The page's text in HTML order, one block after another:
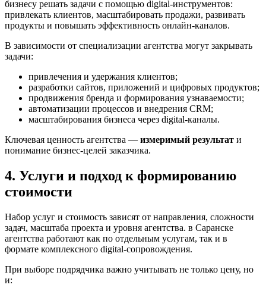
бизнесу решать задачи с помощью digital-инструментов:
привлекать клиентов, масштабировать продажи, развивать
продукты и повышать эффективность онлайн-каналов.
В зависимости от специализации агентства могут закрывать
задачи:
привлечения и удержания клиентов;
разработки сайтов, приложений и цифровых продуктов;
продвижения бренда и формирования узнаваемости;
автоматизации процессов и внедрения CRM;
масштабирования бизнеса через digital-каналы.
Ключевая ценность агентства — измеримый результат и
понимание бизнес-целей заказчика.
4. Услуги и подход к формированию
стоимости
Набор услуг и стоимость зависят от направления, сложности
задач, масштаба проекта и уровня агентства. в Саранске
агентства работают как по отдельным услугам, так и в
формате комплексного digital-сопровождения.
При выборе подрядчика важно учитывать не только цену, но
и: